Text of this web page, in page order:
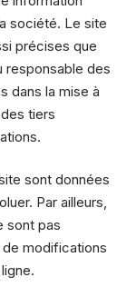
société. Le site
précises que
responsable des
dans la mise à
tiers
sont données
Par ailleurs,
sont pas
modifications